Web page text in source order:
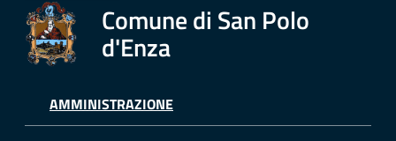
Seguici
su
Comune di San Polo
d'Enza
AMMINISTRAZIONE